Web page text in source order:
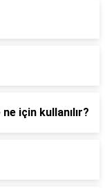
için kullanılır?